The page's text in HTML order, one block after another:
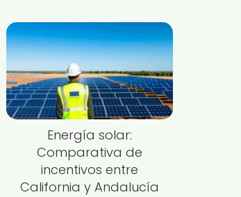
Energía solar:
Comparativa de
incentivos entre
California y Andalucía